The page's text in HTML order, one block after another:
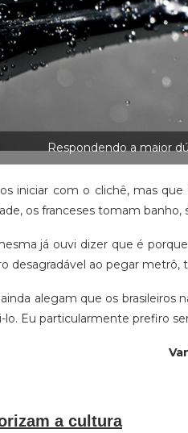
Respondendo a maior
iniciar com o clichê, mas
os franceses tomam banho,
já ouvi dizer que é
desagradável ao pegar
ainda alegam que os
lo. Eu particularmente prefiro
a cultura